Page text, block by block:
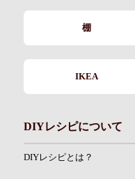
棚
IKEA
DIYレシピについて
DIYレシピとは？